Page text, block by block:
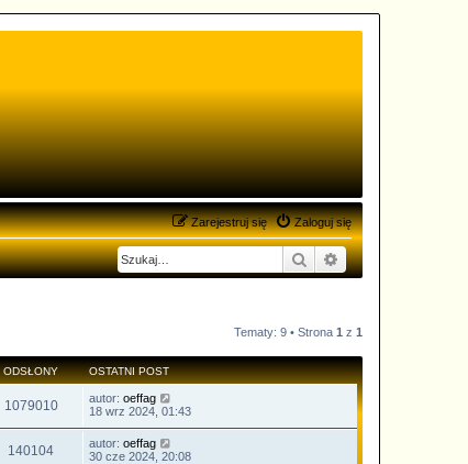
Zaloguj się
Zarejestruj się
SzukajWyszukiwanie
Tematy: 9 • Strona 1 z 1
ODSŁONY OSTATNI POST
1079010 autor: oeffag
18 wrz 2024, 01:43
140104 autor: oeffag
30 cze 2024, 20:08